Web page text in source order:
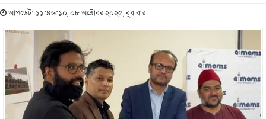
আপডেট: ১১:৪৬:১০, ০৮ অক্টোবর ২০২৫, বুধ বার